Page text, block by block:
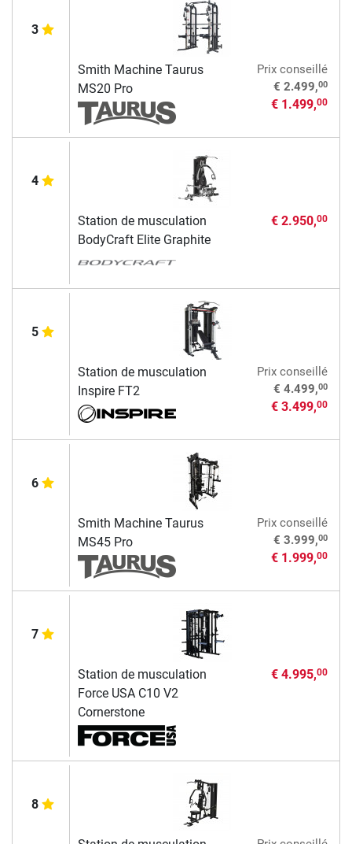
3
Smith Machine Taurus
MS20 Pro
Prix conseillé
€ 2.499,00
€ 1.499,00
4
Station de musculation
BodyCraft Elite Graphite
€ 2.950,00
5
Station de musculation
Inspire FT2
Prix conseillé
€ 4.499,00
€ 3.499,00
6
Smith Machine Taurus
MS45 Pro
Prix conseillé
€ 3.999,00
€ 1.999,00
7
Station de musculation
Force USA C10 V2
Cornerstone
€ 4.995,00
8